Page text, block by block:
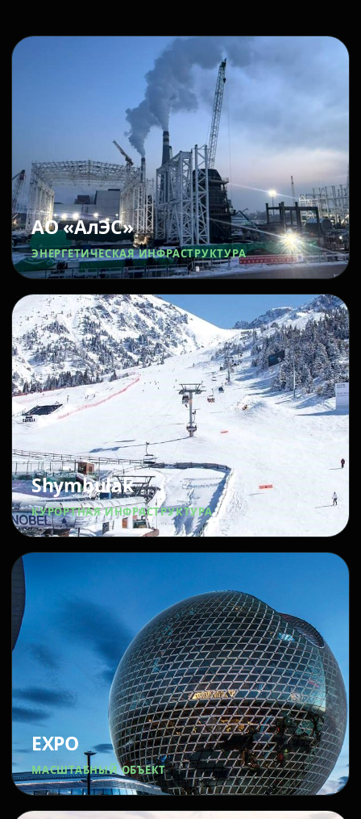
АО «АлЭС»
ЭНЕРГЕТИЧЕСКАЯ ИНФРАСТРУКТУРА
Shymbulak
КУРОРТНАЯ ИНФРАСТРУКТУРА
EXPO
МАСШТАБНЫЙ ОБЪЕКТ